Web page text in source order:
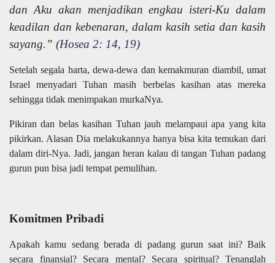
dan Aku akan menjadikan engkau isteri-Ku dalam
keadilan dan kebenaran, dalam kasih setia dan kasih
sayang.” (Hosea 2: 14, 19)
Setelah segala harta, dewa-dewa dan kemakmuran diambil, umat
Israel menyadari Tuhan masih berbelas kasihan atas mereka
sehingga tidak menimpakan murkaNya.
Pikiran dan belas kasihan Tuhan jauh melampaui apa yang kita
pikirkan. Alasan Dia melakukannya hanya bisa kita temukan dari
dalam diri-Nya. Jadi, jangan heran kalau di tangan Tuhan padang
gurun pun bisa jadi tempat pemulihan.
Komitmen Pribadi
Apakah kamu sedang berada di padang gurun saat ini? Baik
secara finansial? Secara mental? Secara spiritual? Tenanglah